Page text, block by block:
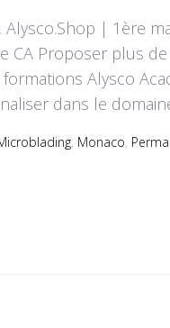
| 1ère
Proposer plus de
Alysco
dans le
, Monaco,